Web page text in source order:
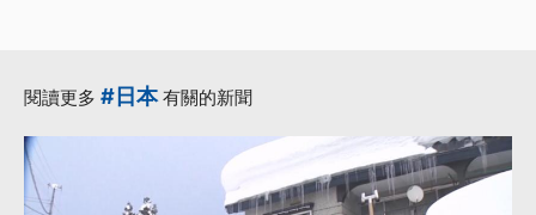
閱讀更多 #日本有關的新聞